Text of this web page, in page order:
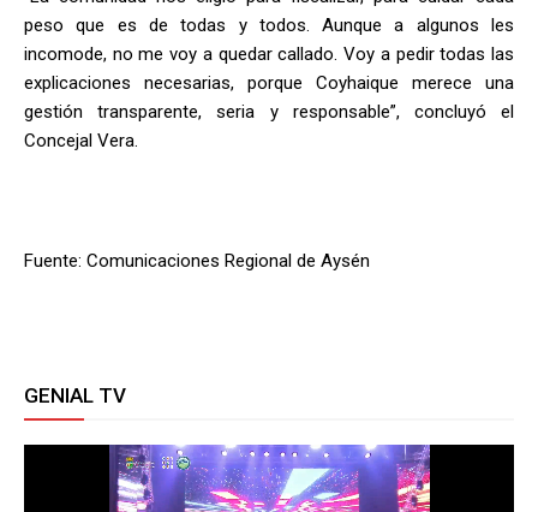
peso que es de todas y todos. Aunque a algunos les
incomode, no me voy a quedar callado. Voy a pedir todas las
explicaciones necesarias, porque Coyhaique merece una
gestión transparente, seria y responsable”, concluyó el
Concejal Vera.
Fuente: Comunicaciones Regional de Aysén
GENIAL TV